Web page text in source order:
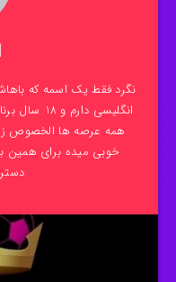
نگرد فقط یک اسمه که
انگلیسی
همه عرصه ها الخصوص
خوبی میده برای همین